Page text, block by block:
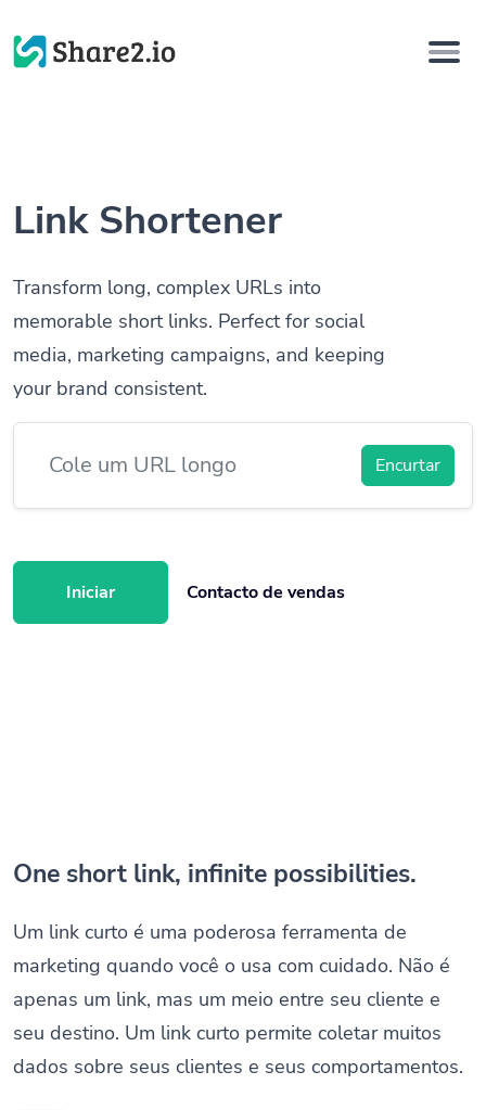
Link Shortener
Transform long, complex URLs into
memorable short links. Perfect for social
media, marketing campaigns, and keeping
your brand consistent.
Encurtar
Iniciar Contacto de vendas
One short link, infinite possibilities.
Um link curto é uma poderosa ferramenta de
marketing quando você o usa com cuidado. Não é
apenas um link, mas um meio entre seu cliente e
seu destino. Um link curto permite coletar muitos
dados sobre seus clientes e seus comportamentos.